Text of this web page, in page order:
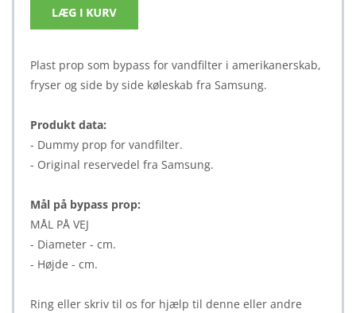
Plast prop som bypass for vandfilter i amerikanerskab,
fryser og side by side køleskab fra Samsung.
Produkt data:
- Dummy prop for vandfilter.
- Original reservedel fra Samsung.
Mål på bypass prop:
MÅL PÅ VEJ
- Diameter - cm.
- Højde - cm.
Ring eller skriv til os for hjælp til denne eller andre